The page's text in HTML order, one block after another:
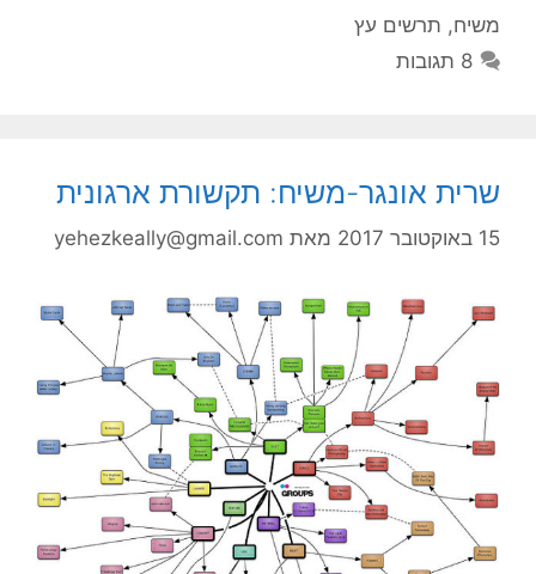
משיח, תרשים עץ
8 תגובות
שרית אונגר-משיח: תקשורת ארגונית
15 באוקטובר 2017 מאת yehezkeally@gmail.com